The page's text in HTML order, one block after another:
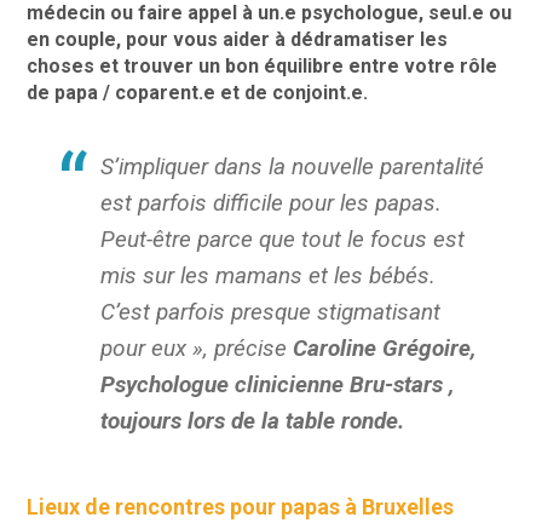
médecin ou faire appel à un.e psychologue, seul.e ou
en couple, pour vous aider à dédramatiser les
choses et trouver un bon équilibre entre votre rôle
de papa / coparent.e et de conjoint.e.
S’impliquer dans la nouvelle parentalité
est parfois difficile pour les papas.
Peut-être parce que tout le focus est
mis sur les mamans et les bébés.
C’est parfois presque stigmatisant
pour eux », précise Caroline Grégoire,
Psychologue clinicienne Bru-stars ,
toujours lors de la table ronde.
Lieux de rencontres pour papas à Bruxelles